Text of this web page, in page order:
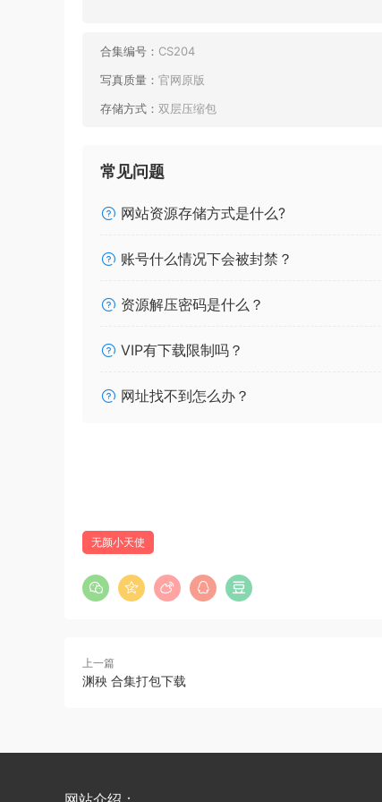
合集编号： CS204
写真质量： 官网原版
存储方式： 双层压缩包
常见问题
网站资源存储方式是什么?
账号什么情况下会被封禁？
资源解压密码是什么？
VIP有下载限制吗？
网址找不到怎么办？
无颜小天使
上一篇
渊秧 合集打包下载